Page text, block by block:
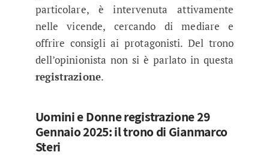
particolare, è intervenuta attivamente
nelle vicende, cercando di mediare e
offrire consigli ai protagonisti. Del trono
dell’opinionista non si è parlato in questa
registrazione.
Uomini e Donne registrazione 29
Gennaio 2025: il trono di Gianmarco
Steri